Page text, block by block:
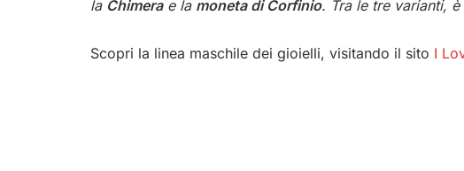
la Chimerae la moneta di Corfinio. Tra le tre varianti,
Scopri la linea maschile dei gioielli, visitando il sito I